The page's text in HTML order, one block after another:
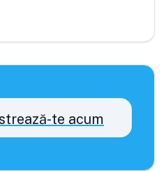
te acum